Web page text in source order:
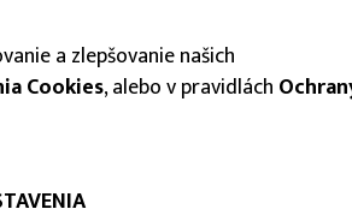
€a zlepšovanie našich
Cookies, alebo v pravidlách